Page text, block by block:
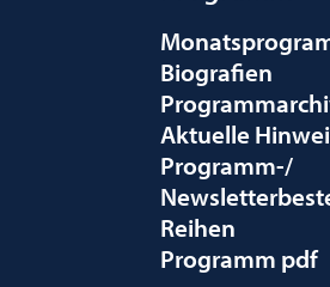
Biografien
Aktuelle
Programm-/
Reihen
Programm pdf